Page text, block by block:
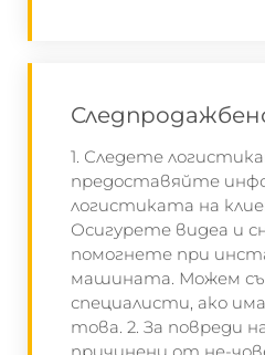
1. Следете
предоставяйте
логистиката на
Осигурете видеа и
помогнете при
машината. Можем
специалисти, ако
това. 2. За повреди